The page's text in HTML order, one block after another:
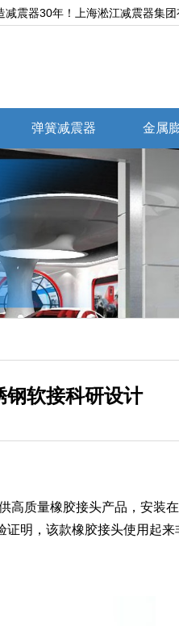
震器30年！上海淞江减震器集团
弹簧减震器 金属
钢软接科研设计
高质量橡胶接头产品，安装
明，该款橡胶接头使用起来